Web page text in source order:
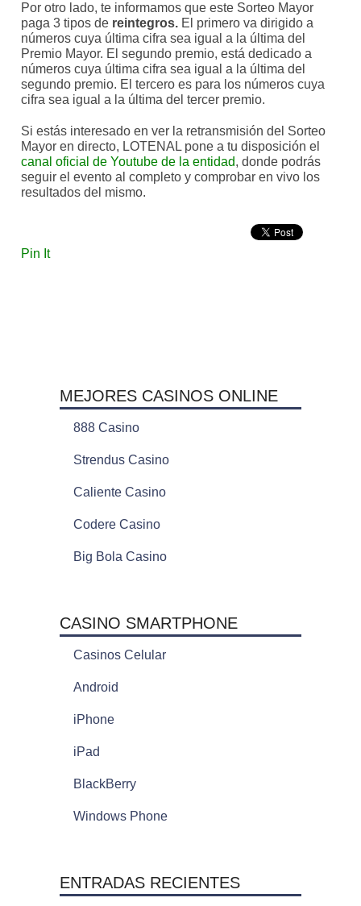
Por otro lado, te informamos que este Sorteo Mayor
paga 3 tipos de reintegros. El primero va dirigido a
números cuya última cifra sea igual a la última del
Premio Mayor. El segundo premio, está dedicado a
números cuya última cifra sea igual a la última del
segundo premio. El tercero es para los números cuya
cifra sea igual a la última del tercer premio.
Si estás interesado en ver la retransmisión del Sorteo
Mayor en directo, LOTENAL pone a tu disposición el
canal oficial de Youtube de la entidad, donde podrás
seguir el evento al completo y comprobar en vivo los
resultados del mismo.
Pin It
MEJORES CASINOS ONLINE
888 Casino
Strendus Casino
Caliente Casino
Codere Casino
Big Bola Casino
CASINO SMARTPHONE
Casinos Celular
Android
iPhone
iPad
BlackBerry
Windows Phone
ENTRADAS RECIENTES